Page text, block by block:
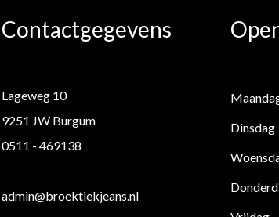
Contactgegevens
Lageweg 10
9251 JW Burgum
0511 - 469138
admin@broektiekjeans.nl
Dinsdag